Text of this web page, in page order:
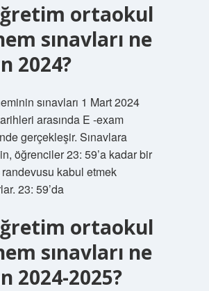
ortaokul
sınavları ne
2024?
sınavları 1 Mart 2024
​​arasında E -exam
gerçekleşir. Sınavlara
öğrenciler 23: 59’a kadar bir
kabul etmek
23: 59’da
ortaokul
sınavları ne
2024-2025?